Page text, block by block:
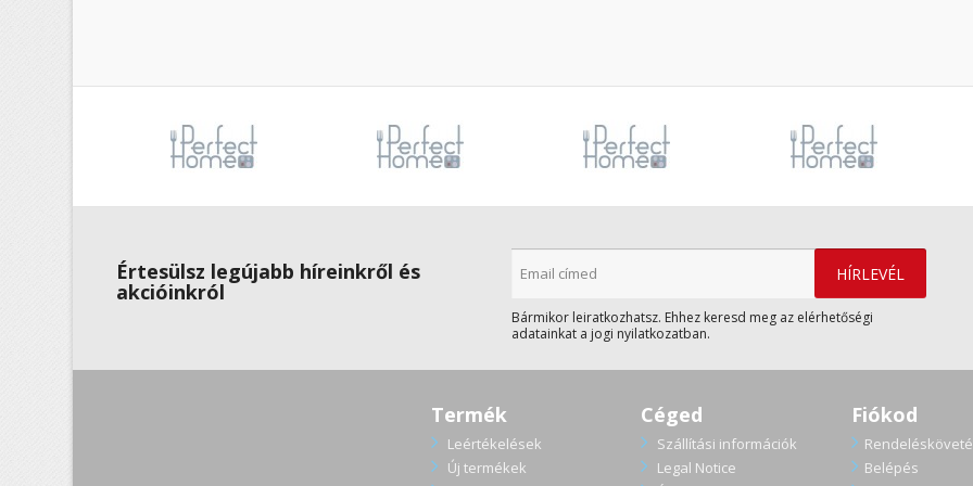
Értesülsz legújabb híreinkről és
akcióinkról
Bármikor leiratkozhatsz. Ehhez keresd meg az elérhetőségi
adatainkat a jogi nyilatkozatban.
Termék
Leértékelések
Új termékek
Céged
Szállítási információk
Legal Notice
Fiókod
Belépés